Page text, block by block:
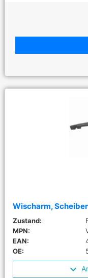
Wischarm,
Zustand:
MPN:
EAN:
OE: